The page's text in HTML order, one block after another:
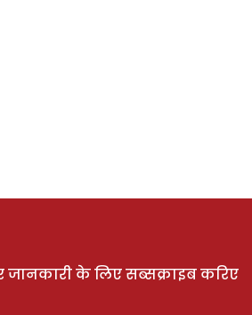
जानकारी के लिए सब्सक्राइब करिए